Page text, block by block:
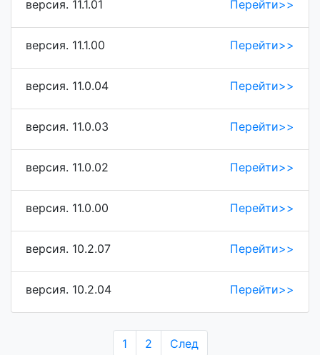
версия. 11.1.01 Перейти>>
версия. 11.1.00 Перейти>>
версия. 11.0.04 Перейти>>
версия. 11.0.03 Перейти>>
версия. 11.0.02 Перейти>>
версия. 11.0.00 Перейти>>
версия. 10.2.07 Перейти>>
версия. 10.2.04 Перейти>>
1 2 След